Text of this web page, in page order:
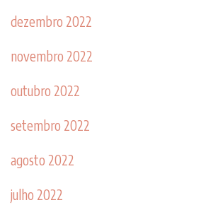
dezembro 2022
novembro 2022
outubro 2022
setembro 2022
agosto 2022
julho 2022